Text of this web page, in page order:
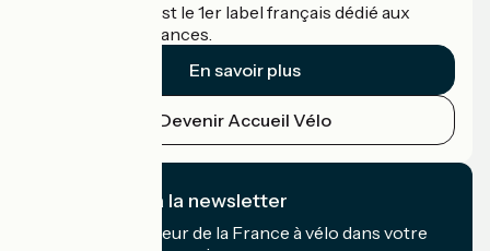
Accueil Vélo c'est le 1er label français dédié aux
cyclistes en vacances.
En savoir plus
Devenir Accueil Vélo
Je m'abonne à la newsletter
Recevez le meilleur de la France à vélo dans votre